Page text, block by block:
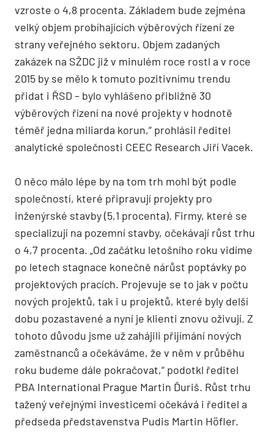
vzroste o 4,8 procenta. Základem bude zejména
velký objem probíhajících výběrových řízení ze
strany veřejného sektoru. Objem zadaných
zakázek na SŽDC již v minulém roce rostl a v roce
2015 by se mělo k tomuto pozitivnímu trendu
přidat i ŘSD – bylo vyhlášeno přibližně 30
výběrových řízení na nové projekty v hodnotě
téměř jedna miliarda korun,“ prohlásil ředitel
analytické společnosti CEEC Research Jiří Vacek.
O něco málo lépe by na tom trh mohl být podle
společností, které připravují projekty pro
inženýrské stavby (5,1 procenta). Firmy, které se
specializují na pozemní stavby, očekávají růst trhu
o 4,7 procenta. „Od začátku letošního roku vidíme
po letech stagnace konečně nárůst poptávky po
projektových pracích. Projevuje se to jak v počtu
nových projektů, tak i u projektů, které byly delší
dobu pozastavené a nyní je klienti znovu oživují. Z
tohoto důvodu jsme už zahájili přijímání nových
zaměstnanců a očekáváme, že v něm v průběhu
roku budeme dále pokračovat,“ podotkl ředitel
PBA International Prague Martin Ďuriš. Růst trhu
tažený veřejnými investicemi očekává i ředitel a
předseda představenstva Pudis Martin Höfler.